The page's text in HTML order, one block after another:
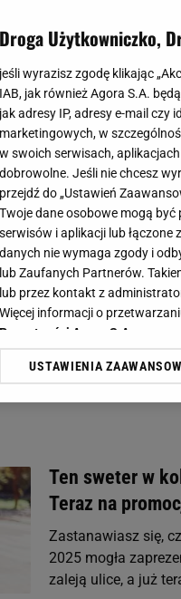
Ten sweter w
Teraz na
Zastanawiasz się,
2025 mogła
zaleją ulice, a już
Droga Użytkowniczko,
jeśli wyrazisz zgodę klikając
IAB, jak również Agora S.A.
jak adresy IP, adresy e-mail
marketingowych, w
w swoich serwisach,
dobrowolne. Jeśli nie chcesz
przejdź do „Ustawień
Twoje dane osobowe mogą
serwisów i aplikacji lub
danych nie wymaga zgody i
lub Zaufanych Partnerów.
lub przez kontakt z
Więcej informacji o
Prywatności Agora S.A.
Klikając „Akceptuję” wyrażasz
dotyczące plików cookie,
odnośnik „Ustawienia
My, nasi Zaufani Partnerzy i
Użycie dokładnych danych
Przechowywanie informacji na
badnie odbiorców i ulepszanie
USTAWIENIA